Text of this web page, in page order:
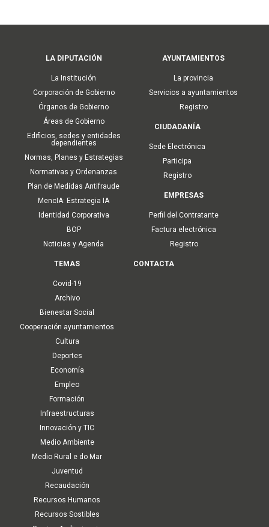
navigation
LA DIPUTACIÓN
La Institución
Corporación de Gobierno
Órganos de Gobierno
Áreas de Gobierno
Edificios, sedes y entidades
dependientes
Normas, Planes y Estrategias
Normativas y Ordenanzas
Plan de Medidas Antifraude
MencIA: Estrategia IA
Identidad Corporativa
BOP
Noticias y Agenda
AYUNTAMIENTOS
La provincia
Servicios a ayuntamientos
Registro
CIUDADANÍA
Sede Electrónica
Participa
Registro
EMPRESAS
Perfil del Contratante
Factura electrónica
Registro
TEMAS
Covid-19
Archivo
Bienestar Social
Cooperación ayuntamientos
Cultura
Deportes
Economía
Empleo
Formación
Infraestructuras
Innovación y TIC
Medio Ambiente
Medio Rural e do Mar
Juventud
Recaudación
Recursos Humanos
Recursos Sostibles
CONTACTA